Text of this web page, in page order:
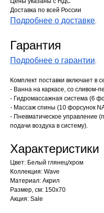
Доставка по всей России
Подробнее о доставке.
Гарантия
Подробнее о гарантии.
Комплект поставки включает в
- Ванна на каркасе, со сливом-
- Гидромассажная система (6
- Массаж спины (10 форсунок
- Пневматическое управление
подачи воздуха в систему).
Характеристики
Цвет: Белый глянец/хром
Коллекция: Wave
Материал: Акрил
Размер, см: 150х70
Акция: Sale